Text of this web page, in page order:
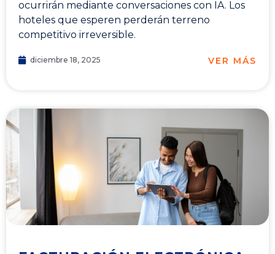
ocurrirán mediante conversaciones con IA. Los
hoteles que esperen perderán terreno
competitivo irreversible.
diciembre 18, 2025 VER MÁS